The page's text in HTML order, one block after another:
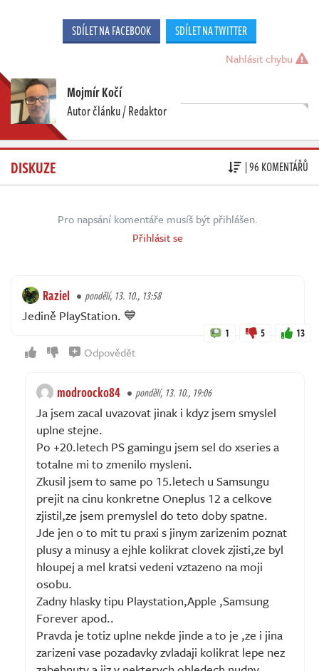
SDÍLET NA FACEBOOK SDÍLET NA TWITTER
Nahlásit chybu
Mojmír Kočí
Autor článku / Redaktor
DISKUZE | 96 KOMENTÁŘŮ
Pro napsání komentáře musíš být přihlášen.
Přihlásit se
Raziel pondělí, 13. 10., 13:58
Jedině PlayStation. 💙
1 5 13
Odpovědět
modroocko84 pondělí, 13. 10., 19:06
Ja jsem zacal uvazovat jinak i kdyz jsem smyslel
uplne stejne.
Po +20.letech PS gamingu jsem sel do xseries a
totalne mi to zmenilo mysleni.
Zkusil jsem to same po 15.letech u Samsungu
prejit na cinu konkretne Oneplus 12 a celkove
zjistil,ze jsem premyslel do teto doby spatne.
Jde jen o to mit tu praxi s jinym zarizenim poznat
plusy a minusy a ejhle kolikrat clovek zjisti,ze byl
hloupej a mel kratsi vedeni vztazeno na moji
osobu.
Zadny hlasky tipu Playstation,Apple ,Samsung
Forever apod..
Pravda je totiz uplne nekde jinde a to je ,ze i jina
zarizeni vase pozadavky zvladaji kolikrat lepe nez